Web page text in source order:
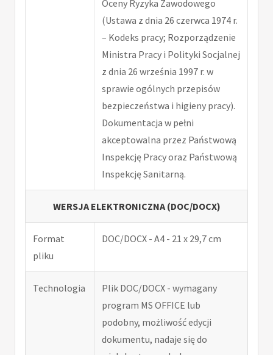
Oceny Ryzyka Zawodowego
(Ustawa z dnia 26 czerwca 1974 r.
– Kodeks pracy; Rozporządzenie
Ministra Pracy i Polityki Socjalnej
z dnia 26 września 1997 r. w
sprawie ogólnych przepisów
bezpieczeństwa i higieny pracy).
Dokumentacja w pełni
akceptowalna przez Państwową
Inspekcję Pracy oraz Państwową
Inspekcję Sanitarną.
WERSJA ELEKTRONICZNA (DOC/DOCX)
Format
pliku
DOC/DOCX - A4 - 21 x 29,7 cm
Technologia
Plik DOC/DOCX - wymagany
program MS OFFICE lub
podobny, możliwość edycji
dokumentu, nadaje się do